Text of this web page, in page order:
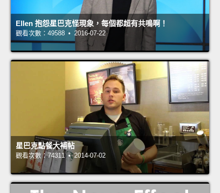
Ellen 抱怨星巴克怪現象，每個都超有共鳴啊！
觀看次數：49588 • 2016-07-22
星巴克點餐大補帖
觀看次數：74311 • 2014-07-02